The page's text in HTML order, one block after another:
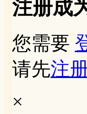
注册成
您需要
请先注
×